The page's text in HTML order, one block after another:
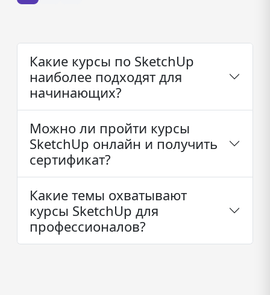
Какие курсы по SketchUp
наиболее подходят для
начинающих?
Можно ли пройти курсы
SketchUp онлайн и получить
сертификат?
Какие темы охватывают
курсы SketchUp для
профессионалов?